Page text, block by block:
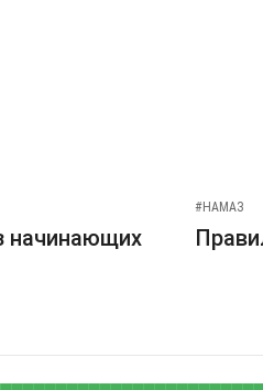
начинающих
#НАМАЗ